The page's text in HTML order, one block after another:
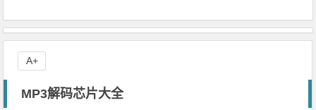
MP3解码芯片大全
A+